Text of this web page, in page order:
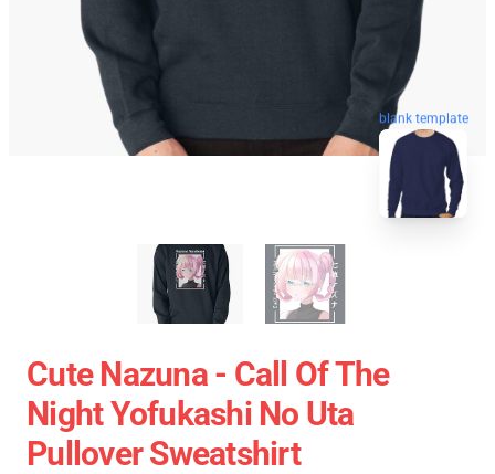
blank template
Cute Nazuna - Call Of The
Night Yofukashi No Uta
Pullover Sweatshirt